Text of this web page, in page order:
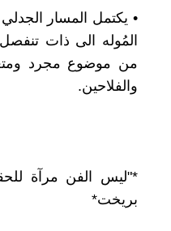
• يكتمل المسار
المُوله الى ذات
من موضوع مجرد
والفلاحين.
*"ليس الفن مرآة
بريخت*